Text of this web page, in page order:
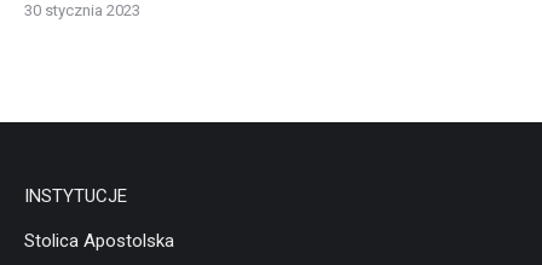
30 stycznia 2023
INSTYTUCJE
Stolica Apostolska